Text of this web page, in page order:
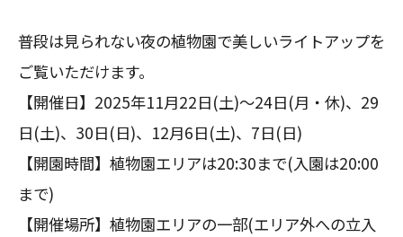
普段は見られない夜の植物園で美しいライトアップを
ご覧いただけます。
【開催日】2025年11月22日(土)～24日(月・休)、29
日(土)、30日(日)、12月6日(土)、7日(日)
【開園時間】植物園エリアは20:30まで(入園は20:00
まで)
【開催場所】植物園エリアの一部(エリア外への立入